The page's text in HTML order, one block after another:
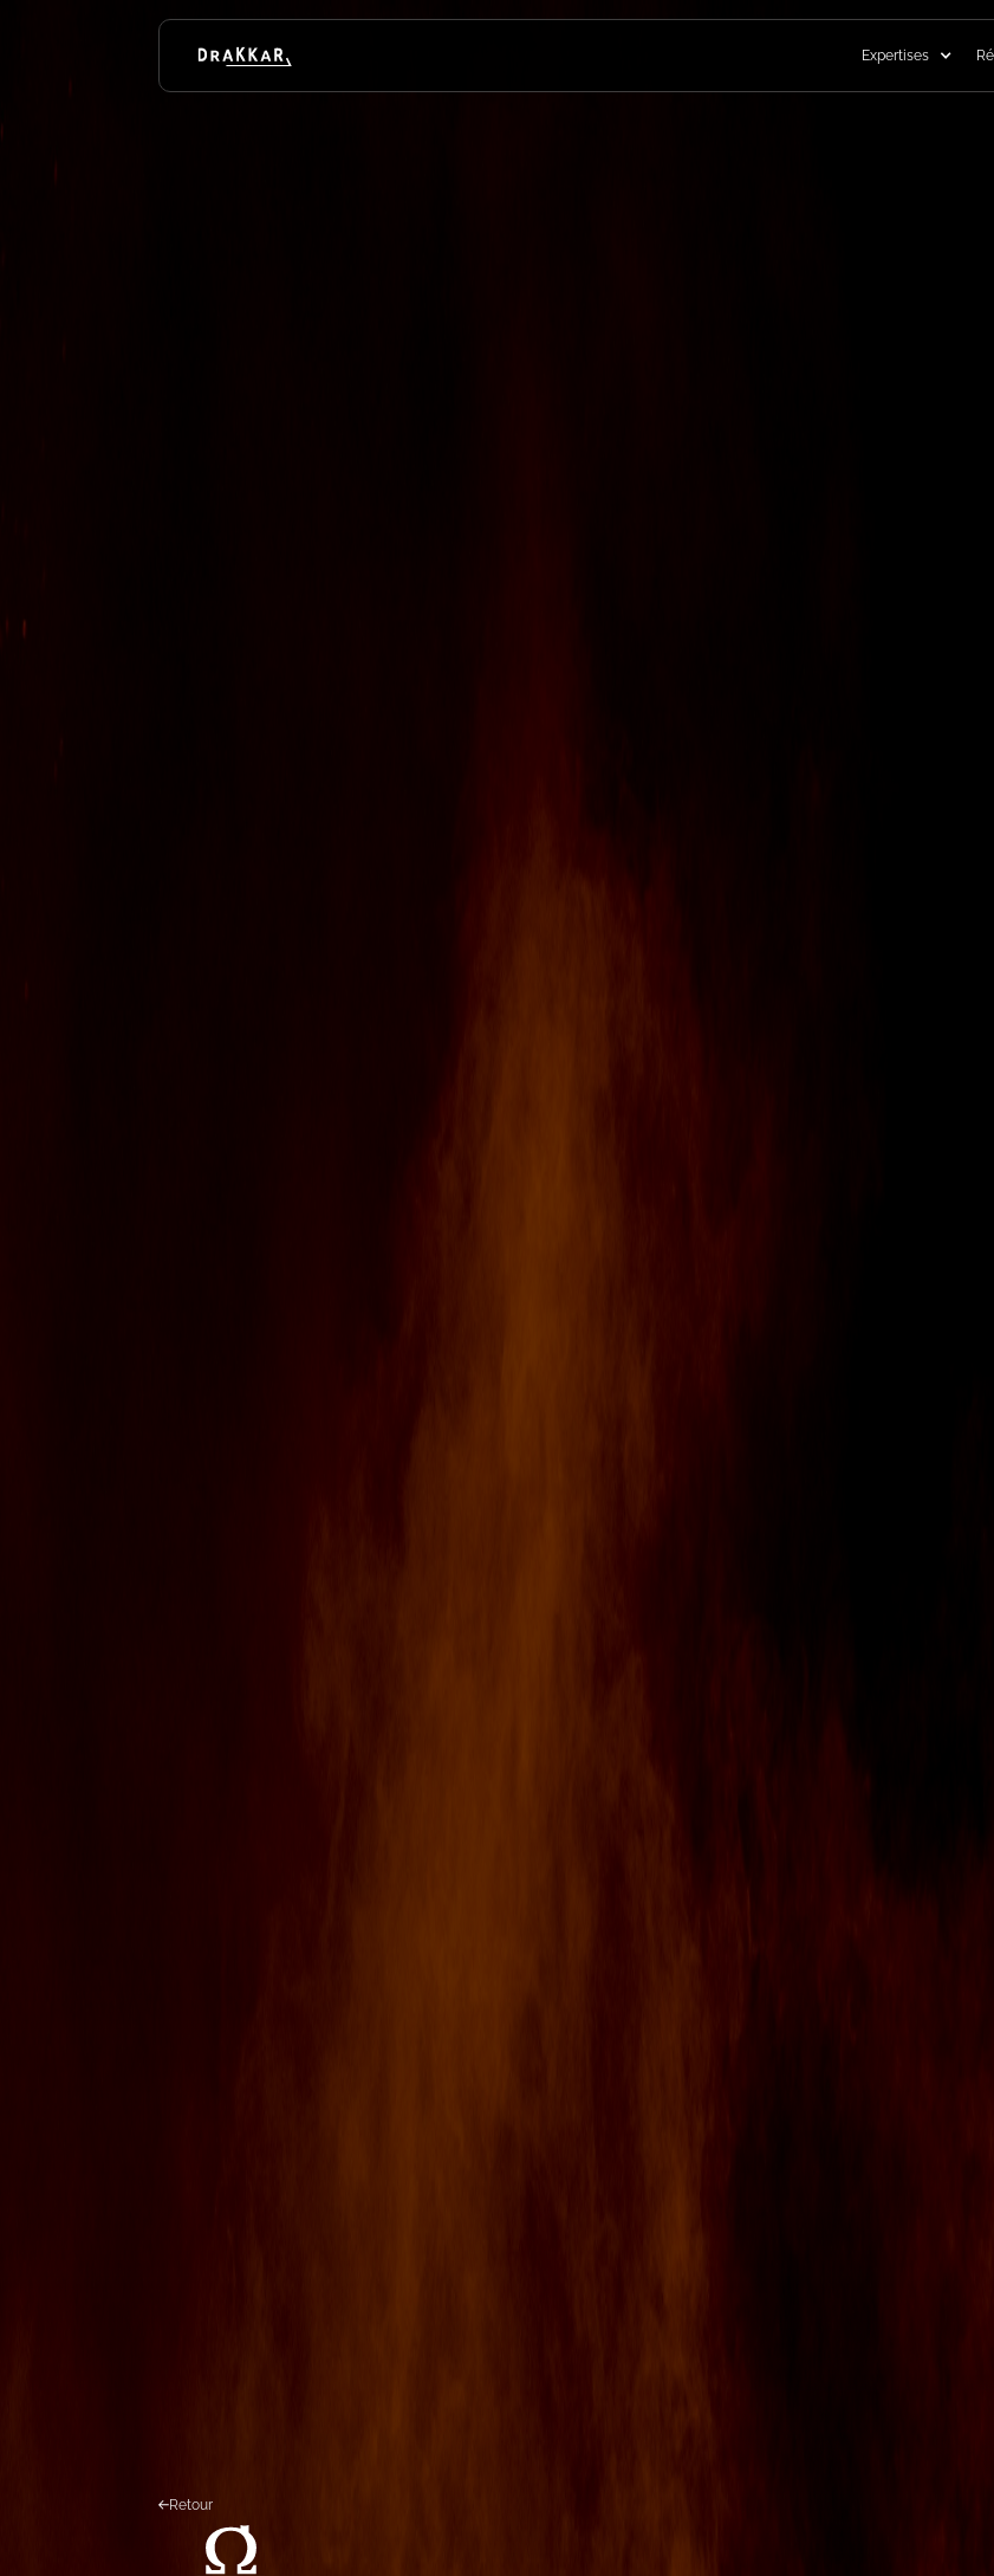
Expertises
Retour